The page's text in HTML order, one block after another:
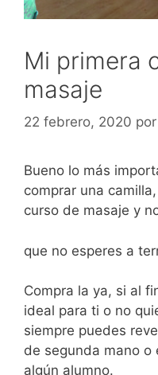
Mi primera
masaje
22 febrero, 2020 por
Bueno lo más
comprar una
curso de masaje y
que no esperes a
Compra la ya, si al
ideal para ti o no
siempre puedes
de segunda mano o
algún alumno.